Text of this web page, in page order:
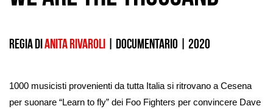
Regia diAnita Rivaroli | documentario | 2020
1000 musicisti provenienti da tutta Italia si ritrovano a Cesena
per suonare “Learn to fly” dei Foo Fighters per convincere Dave